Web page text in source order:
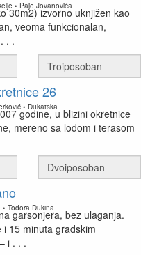
• Paje Jovanovića
30m2) izvorno uknjižen kao
veoma funkcionalan,
. .
26
• Dukatska
godine, u blizini okretnice
mereno sa lođom i terasom
Todora Dukina
garsonjera, bez ulaganja.
15 minuta gradskim
i . . .